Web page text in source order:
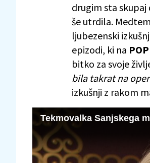
drugim sta skupaj
še utrdila.
ljubezenski
epizodi, ki na
bitko za svoje
bila takrat na
izkušnji z rakom
Tekmovalka Sanjskega